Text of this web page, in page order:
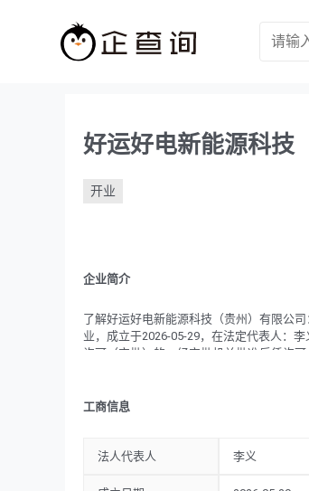
好运好电新能源科技
开业
企业简介
了解好运好电新能源科技（贵州）有限公
业，成立于2026-05-29，在法定代表人：
许可（审批）的，经审批机关批准后凭许
般项目：技术服务、技术开发、技术咨询
务（不含危险化学品等需许可审批的项目
汽车零配件零售；配电开关控制设备销售
赁。（除依法须经批准的项目外，凭营业
工商信息
法人代表人 李义